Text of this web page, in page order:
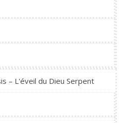
– L'éveil du Dieu Serpent